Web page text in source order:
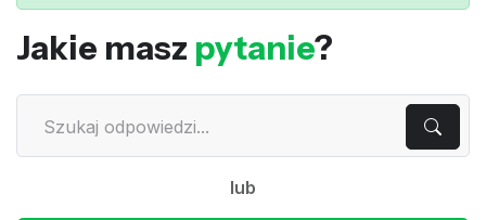
Jakie masz pytanie?
lub